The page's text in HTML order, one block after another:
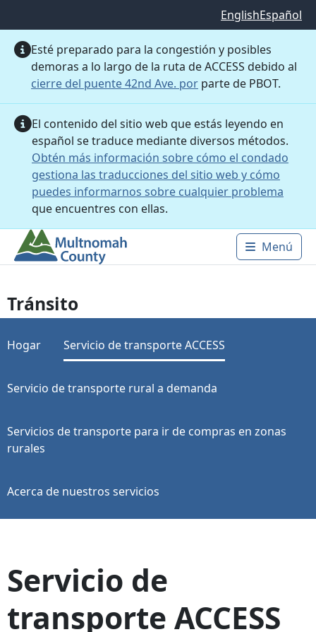
EnglishEspañol
Esté preparado para la congestión y posibles
demoras a lo largo de la ruta de ACCESS debido al
cierre del puente 42nd Ave. por parte de PBOT.
El contenido del sitio web que estás leyendo en
español se traduce mediante diversos métodos.
Obtén más información sobre cómo el condado
gestiona las traducciones del sitio web y cómo
puedes informarnos sobre cualquier problema
que encuentres con ellas.
Main
Menú
Tránsito
Hogar Servicio de transporte ACCESS
Servicio de transporte rural a demanda
Servicios de transporte para ir de compras en zonas
rurales
Acerca de nuestros servicios
Servicio de
transporte ACCESS